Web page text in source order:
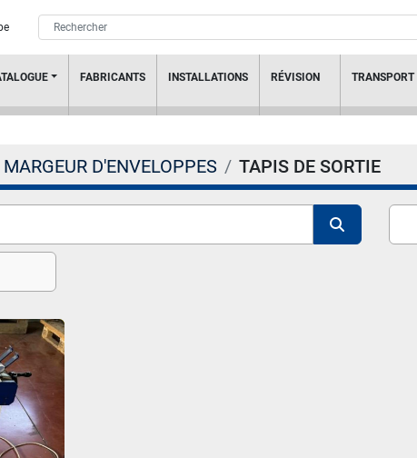
FABRICANTS INSTALLATIONS RÉVISION TRANSPORT
D'ENVELOPPES TAPIS DE SORTIE